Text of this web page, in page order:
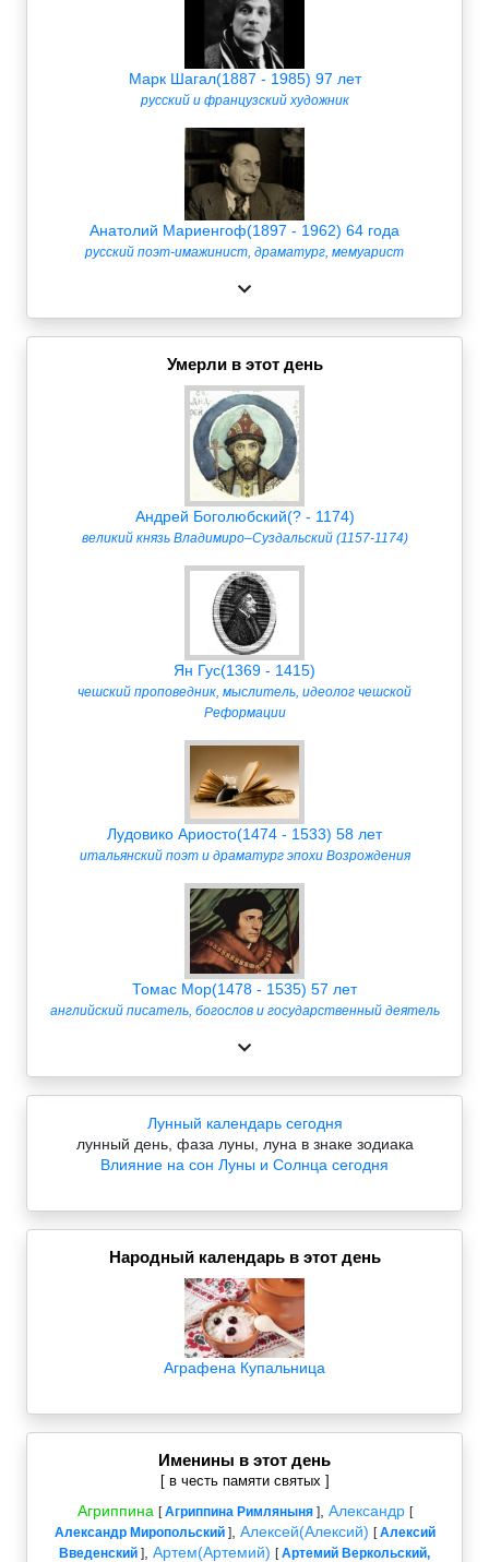
Марк Шагал(1887 - 1985) 97 лет
русский и французский художник
Анатолий Мариенгоф(1897 - 1962) 64 года
русский поэт-имажинист, драматург, мемуарист
Умерли в этот день
Андрей Боголюбский(? - 1174)
великий князь Владимиро–Суздальский (1157-1174)
Ян Гус(1369 - 1415)
чешский проповедник, мыслитель, идеолог чешской
Реформации
Лудовико Ариосто(1474 - 1533) 58 лет
итальянский поэт и драматург эпохи Возрождения
Томас Мор(1478 - 1535) 57 лет
английский писатель, богослов и государственный деятель
Лунный календарь сегодня
лунный день, фаза луны, луна в знаке зодиака
Влияние на сон Луны и Солнца сегодня
Народный календарь в этот день
Аграфена Купальница
Именины в этот день
[ в честь памяти святых ]
Агриппина [Агриппина Римляныня], Александр [
Александр Миропольский], Алексей(Алексий) [Алексий
Введенский ] Артем(Артемий) [Артемий Веркольский,